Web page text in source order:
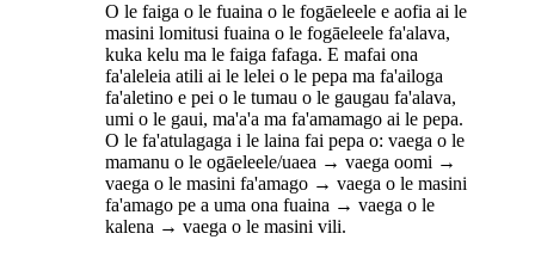
O le faiga o le fuaina o le fogāeleele e aofia ai le
masini lomitusi fuaina o le fogāeleele fa'alava,
kuka kelu ma le faiga fafaga. E mafai ona
fa'aleleia atili ai le lelei o le pepa ma fa'ailoga
fa'aletino e pei o le tumau o le gaugau fa'alava,
umi o le gaui, ma'a'a ma fa'amamago ai le pepa.
O le fa'atulagaga i le laina fai pepa o: vaega o le
mamanu o le ogāeleele/uaea → vaega oomi →
vaega o le masini fa'amago → vaega o le masini
fa'amago pe a uma ona fuaina → vaega o le
kalena → vaega o le masini vili.